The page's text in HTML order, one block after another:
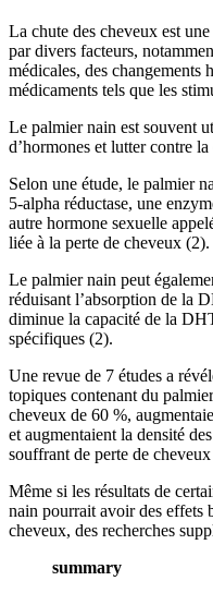
La chute des cheveux est
par divers facteurs,
médicales, des changements
médicaments tels que les
Le palmier nain est souvent
d’hormones et lutter contre
Selon une étude, le palmier
5-alpha réductase, une
autre hormone sexuelle
liée à la perte de cheveux (2).
Le palmier nain peut
réduisant l’absorption de la
diminue la capacité de la
spécifiques (2).
Une revue de 7 études a
topiques contenant du
cheveux de 60 %,
et augmentaient la densité
souffrant de perte de
Même si les résultats de
nain pourrait avoir des effets
cheveux, des recherches
summary